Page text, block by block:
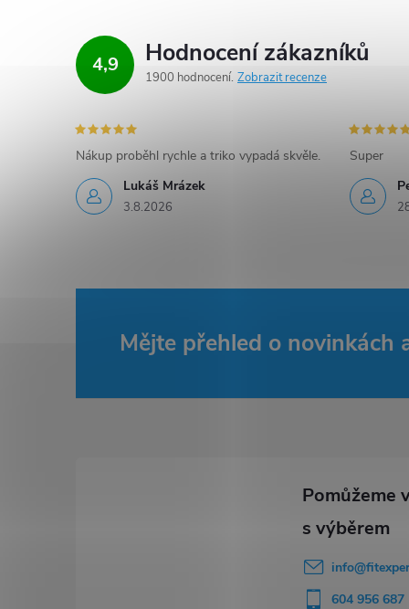
c
í
r
v
k
v
i
4,9 Hodnocení zákazníků
1900 hodnocení Zobrazit recenze
Lukáš Mrázek
3.8.2026
Nákup proběhl rychle a triko vypadá skvěle.
Super
Mějte přehled o novinkách
info@
604 956 687